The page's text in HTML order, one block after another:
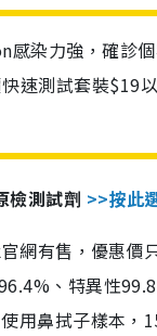
染力強，確診
速測試套裝$19
檢測試劑 >>按此
網有售，優惠價
、特異性
用鼻拭子樣本，